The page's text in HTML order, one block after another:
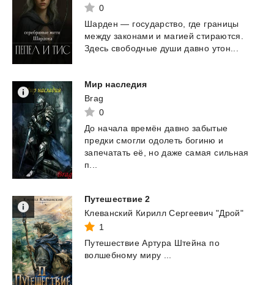
0
Шарден — государство, где границы
между законами и магией стираются.
Здесь свободные души давно утон...
Мир наследия
Brag
0
До начала времён давно забытые
предки смогли одолеть богиню и
запечатать её, но даже самая сильная
п...
Путешествие 2
Клеванский Кирилл Сергеевич "Дрой"
1
Путешествие Артура Штейна по
волшебному миру